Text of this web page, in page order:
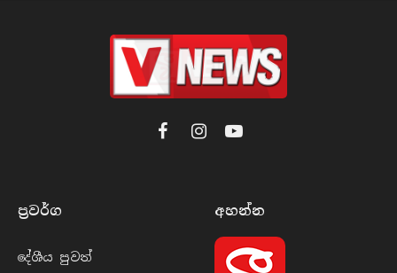
FacebookInstagramYouTube
ප්‍රවර්​ග
දේශීය පුව​ත්
අහන්​න